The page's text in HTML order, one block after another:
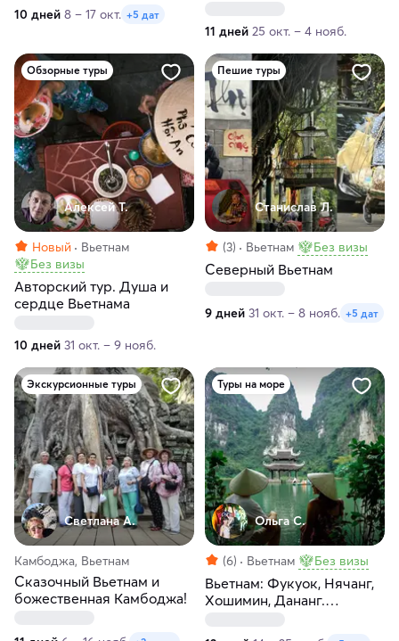
10 дней 8 – 17 окт. +5 дат
11 дней 25 окт. – 4 нояб.
Обзорные туры
Алексей Т.
Новый
Вьетнам
Без визы
Авторский тур. Душа и
сердце Вьетнама
10 дней 31 окт. – 9 нояб.
Пешие туры
Станислав Л.
(3) Вьетнам Без визы
Северный Вьетнам
9 дней 31 окт. – 8 нояб. +5 дат
Экскурсионные туры
Светлана А.
Камбоджа, Вьетнам
Сказочный Вьетнам и
божественная Камбоджа!
Туры на море
Ольга С.
(6) Вьетнам Без визы
Вьетнам: Фукуок, Нячанг,
Хошимин, Дананг.
прогулки! 12 дней